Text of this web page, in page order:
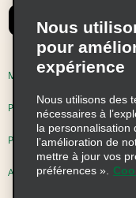
Emerald Club se
Emerald Club
Emerald Club
Emerald Club
Responsabilité
Occasions de
Perspectives de
Modalités d'utilisation
Politique sur les fichiers
Pluriannuel d'accessibilité
AdChoices
Nous
pour
expérience
Nous utilisons des
nécessaires à
la personnalisation
l’amélioration de
mettre à jour vos
préférences ».